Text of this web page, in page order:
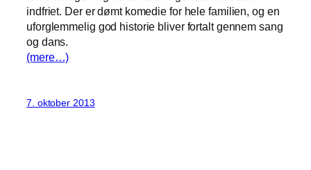
indfriet. Der er dømt komedie for hele familien, og en
uforglemmelig god historie bliver fortalt gennem sang
og dans.
(mere…)
7. oktober 2013